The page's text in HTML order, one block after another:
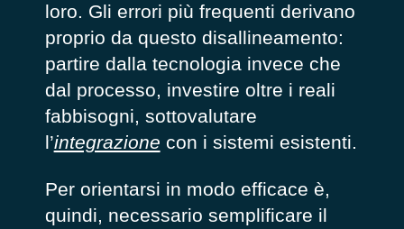
loro. Gli errori più frequenti derivano
proprio da questo disallineamento:
partire dalla tecnologia invece che
dal processo, investire oltre i reali
fabbisogni, sottovalutare
l’integrazione con i sistemi esistenti.
Per orientarsi in modo efficace è,
quindi, necessario semplificare il